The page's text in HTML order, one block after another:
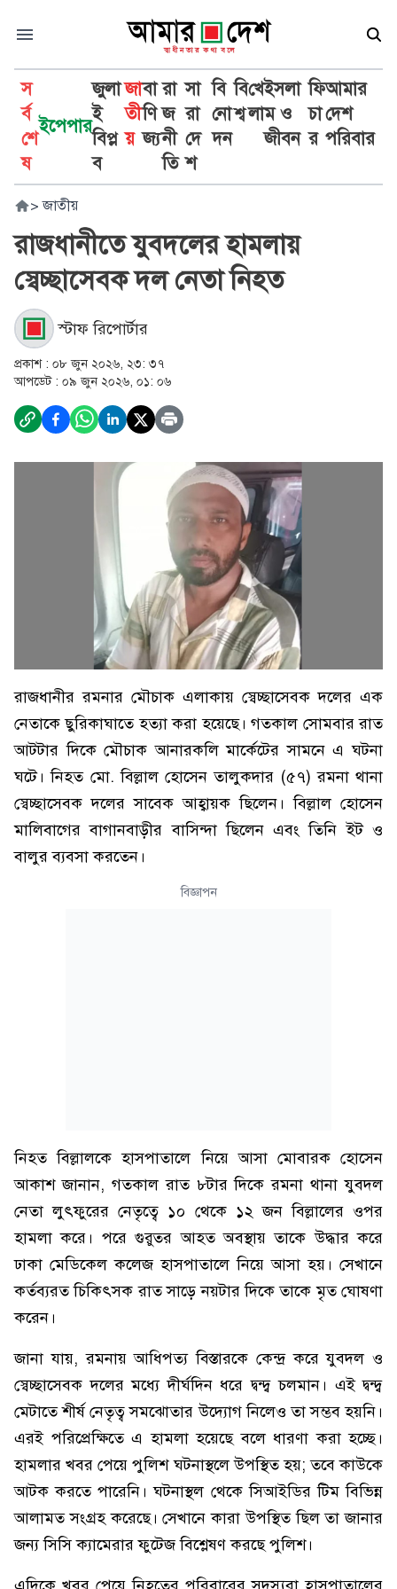
স
র্ব
শে
ষ
ইপেপার
জুলা
ই
বিপ্ল
ব
জা
তী
য়
বা
ণি
জ্য
রা
জ
নী
তি
সা
রা
দে
শ
বি
নো
দন
বি
শ্ব
খে
লা
ইসলা
ম ও
জীবন
ফি
চা
র
আমার
দেশ
পরিবার
> জাতীয়
রাজধানীতে যুবদলের হামলায়
স্বেচ্ছাসেবক দল নেতা নিহত
স্টাফ রিপোর্টার
প্রকাশ : ০৮ জুন ২০২৬, ২৩: ৩৭
আপডেট : ০৯ জুন ২০২৬, ০১: ০৬
রাজধানীর রমনার মৌচাক এলাকায় স্বেচ্ছাসেবক দলের এক
নেতাকে ছুরিকাঘাতে হত্যা করা হয়েছে। গতকাল সোমবার রাত
আটটার দিকে মৌচাক আনারকলি মার্কেটের সামনে এ ঘটনা
ঘটে। নিহত মো. বিল্লাল হোসেন তালুকদার (৫৭) রমনা থানা
স্বেচ্ছাসেবক দলের সাবেক আহ্বায়ক ছিলেন। বিল্লাল হোসেন
মালিবাগের বাগানবাড়ীর বাসিন্দা ছিলেন এবং তিনি ইট ও
বালুর ব্যবসা করতেন।
বিজ্ঞাপন
নিহত বিল্লালকে হাসপাতালে নিয়ে আসা মোবারক হোসেন
আকাশ জানান, গতকাল রাত ৮টার দিকে রমনা থানা যুবদল
নেতা লুৎফুরের নেতৃত্বে ১০ থেকে ১২ জন বিল্লালের ওপর
হামলা করে। পরে গুরুতর আহত অবস্থায় তাকে উদ্ধার করে
ঢাকা মেডিকেল কলেজ হাসপাতালে নিয়ে আসা হয়। সেখানে
কর্তব্যরত চিকিৎসক রাত সাড়ে নয়টার দিকে তাকে মৃত ঘোষণা
করেন।
জানা যায়, রমনায় আধিপত্য বিস্তারকে কেন্দ্র করে যুবদল ও
স্বেচ্ছাসেবক দলের মধ্যে দীর্ঘদিন ধরে দ্বন্দ্ব চলমান। এই দ্বন্দ্ব
মেটাতে শীর্ষ নেতৃত্ব সমঝোতার উদ্যোগ নিলেও তা সম্ভব হয়নি।
এরই পরিপ্রেক্ষিতে এ হামলা হয়েছে বলে ধারণা করা হচ্ছে।
হামলার খবর পেয়ে পুলিশ ঘটনাস্থলে উপস্থিত হয়; তবে কাউকে
আটক করতে পারেনি। ঘটনাস্থল থেকে সিআইডির টিম বিভিন্ন
আলামত সংগ্রহ করেছে। সেখানে কারা উপস্থিত ছিল তা জানার
জন্য সিসি ক্যামেরার ফুটেজ বিশ্লেষণ করছে পুলিশ।